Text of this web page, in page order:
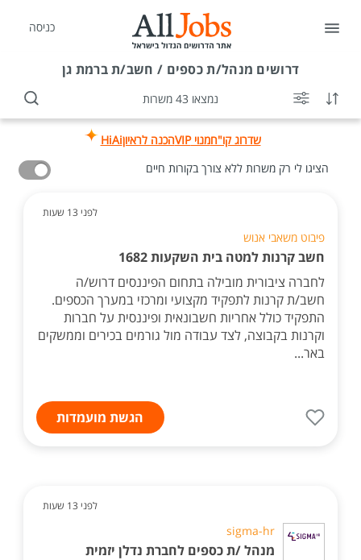
כניסה
דרושים מנהל/ת כספים / חשב/ת ברמת גן
נמצאו 43 משרות
שדרוג קו"חמנוי VIP הכנה לראיוןHiAi
הציגו לי רק משרות ללא צורך בקורות חיים
לפני 13 שעות
פיבוט משאבי אנוש
חשב קרנות למטה בית השקעות 1682
לחברה ציבורית מובילה בתחום הפיננסים דרוש/ה
חשב/ת קרנות לתפקיד מקצועי ומרכזי במערך הכספים.
התפקיד כולל אחריות חשבונאית ופיננסית על חברות
וקרנות בקבוצה, לצד עבודה מול גורמים בכירים וממשקים
באר...
הגשת מועמדות
לפני 13 שעות
sigma-hr
מנהל /ת כספים לחברת נדלן יזמית